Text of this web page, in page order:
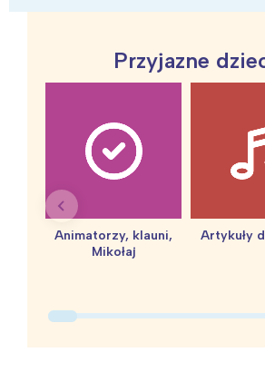
Przyjazne
Animatorzy, klauni,
Mikołaj
Artykuły